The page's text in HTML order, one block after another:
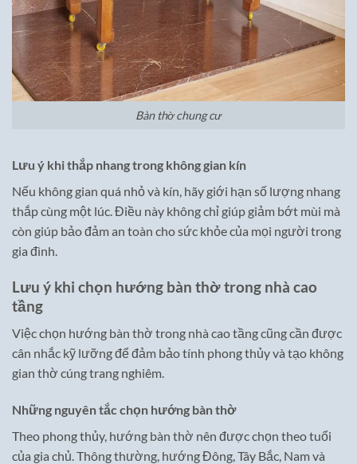
Bàn thờ chung cư
Lưu ý khi thắp nhang trong không gian kín
Nếu không gian quá nhỏ và kín, hãy giới hạn số lượng nhang
thắp cùng một lúc. Điều này không chỉ giúp giảm bớt mùi mà
còn giúp bảo đảm an toàn cho sức khỏe của mọi người trong
gia đình.
Lưu ý khi chọn hướng bàn thờ trong nhà cao
tầng
Việc chọn hướng bàn thờ trong nhà cao tầng cũng cần được
cân nhắc kỹ lưỡng để đảm bảo tính phong thủy và tạo không
gian thờ cúng trang nghiêm.
Những nguyên tắc chọn hướng bàn thờ
Theo phong thủy, hướng bàn thờ nên được chọn theo tuổi
của gia chủ. Thông thường, hướng Đông, Tây Bắc, Nam và